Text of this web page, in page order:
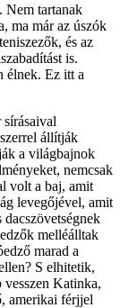
Nem tartanak
ma már az úszók
és az
is.
élnek. Ez itt a
állítják
a világbajnok
nemcsak
volt a baj, amit
levegőjével, amit
melléálltak
marad a
S elhitetik,
Katinka,
amerikai férjjel